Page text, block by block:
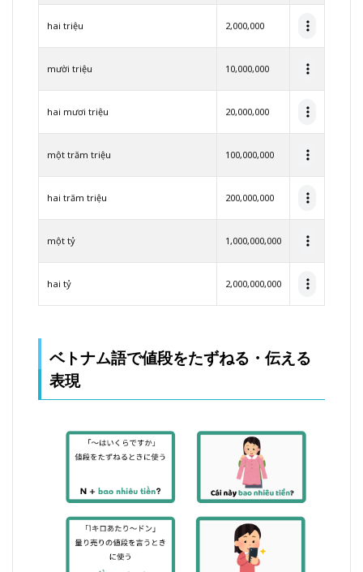
間限
定・
なく
終
4.3
てい
る時
あれ
ば行
hai triệu 2,000,000
mười triệu 10,000,000
hai mươi triệu 20,000,000
một trăm triệu 100,000,000
hai trăm triệu 200,000,000
một tỷ 1,000,000,000
hai tỷ 2,000,000,000
ベトナム語で値段をたずねる・伝える
表現